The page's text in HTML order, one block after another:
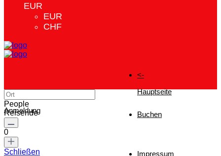
EUR
EUR
CHF
<-
Hauptseite
Buchen
Impressum
Anmeldung
People
Reisende
0
Schließen